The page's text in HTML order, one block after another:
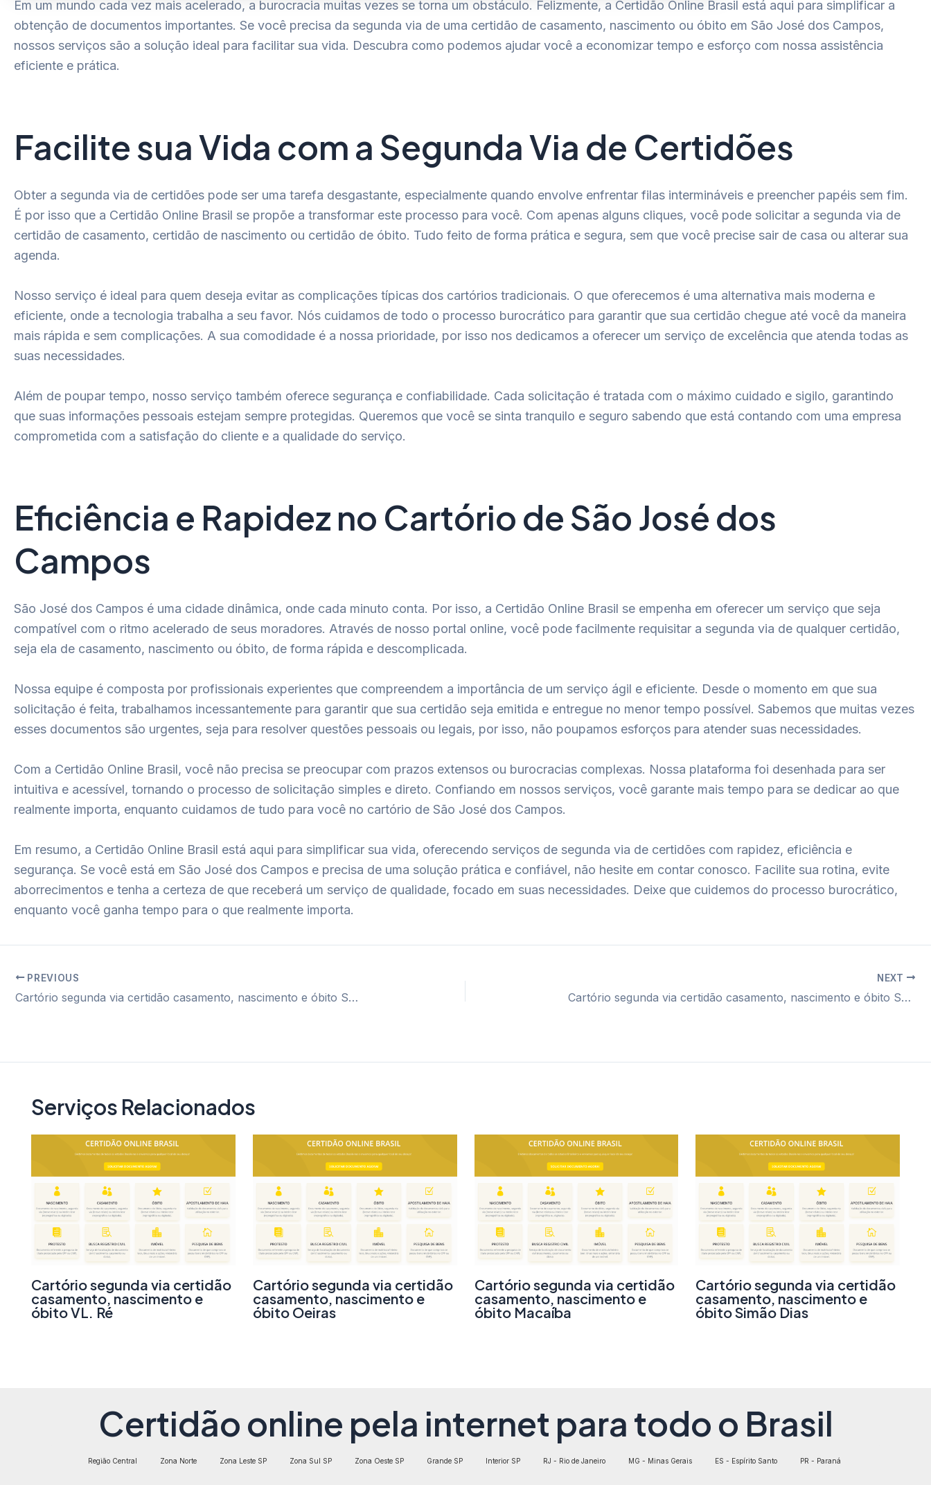
Em um mundo cada vez mais acelerado, a burocracia muitas vezes se torna um obstáculo. Felizmente, a Certidão Online Brasil está aqui para simplificar a
obtenção de documentos importantes. Se você precisa da segunda via de uma certidão de casamento, nascimento ou óbito em São José dos Campos,
nossos serviços são a solução ideal para facilitar sua vida. Descubra como podemos ajudar você a economizar tempo e esforço com nossa assistência
eficiente e prática.
Facilite sua Vida com a Segunda Via de Certidões
Obter a segunda via de certidões pode ser uma tarefa desgastante, especialmente quando envolve enfrentar filas intermináveis e preencher papéis sem fim.
É por isso que a Certidão Online Brasil se propõe a transformar este processo para você. Com apenas alguns cliques, você pode solicitar a segunda via de
certidão de casamento, certidão de nascimento ou certidão de óbito. Tudo feito de forma prática e segura, sem que você precise sair de casa ou alterar sua
agenda.
Nosso serviço é ideal para quem deseja evitar as complicações típicas dos cartórios tradicionais. O que oferecemos é uma alternativa mais moderna e
eficiente, onde a tecnologia trabalha a seu favor. Nós cuidamos de todo o processo burocrático para garantir que sua certidão chegue até você da maneira
mais rápida e sem complicações. A sua comodidade é a nossa prioridade, por isso nos dedicamos a oferecer um serviço de excelência que atenda todas as
suas necessidades.
Além de poupar tempo, nosso serviço também oferece segurança e confiabilidade. Cada solicitação é tratada com o máximo cuidado e sigilo, garantindo
que suas informações pessoais estejam sempre protegidas. Queremos que você se sinta tranquilo e seguro sabendo que está contando com uma empresa
comprometida com a satisfação do cliente e a qualidade do serviço.
Eficiência e Rapidez no Cartório de São José dos
Campos
São José dos Campos é uma cidade dinâmica, onde cada minuto conta. Por isso, a Certidão Online Brasil se empenha em oferecer um serviço que seja
compatível com o ritmo acelerado de seus moradores. Através de nosso portal online, você pode facilmente requisitar a segunda via de qualquer certidão,
seja ela de casamento, nascimento ou óbito, de forma rápida e descomplicada.
Nossa equipe é composta por profissionais experientes que compreendem a importância de um serviço ágil e eficiente. Desde o momento em que sua
solicitação é feita, trabalhamos incessantemente para garantir que sua certidão seja emitida e entregue no menor tempo possível. Sabemos que muitas vezes
esses documentos são urgentes, seja para resolver questões pessoais ou legais, por isso, não poupamos esforços para atender suas necessidades.
Com a Certidão Online Brasil, você não precisa se preocupar com prazos extensos ou burocracias complexas. Nossa plataforma foi desenhada para ser
intuitiva e acessível, tornando o processo de solicitação simples e direto. Confiando em nossos serviços, você garante mais tempo para se dedicar ao que
realmente importa, enquanto cuidamos de tudo para você no cartório de São José dos Campos.
Em resumo, a Certidão Online Brasil está aqui para simplificar sua vida, oferecendo serviços de segunda via de certidões com rapidez, eficiência e
segurança. Se você está em São José dos Campos e precisa de uma solução prática e confiável, não hesite em contar conosco. Facilite sua rotina, evite
aborrecimentos e tenha a certeza de que receberá um serviço de qualidade, focado em suas necessidades. Deixe que cuidemos do processo burocrático,
enquanto você ganha tempo para o que realmente importa.
Post
navigation
PREVIOUS
Cartório segunda via certidão casamento, nascimento e óbito São Paulo
NEXT
Cartório segunda via certidão casamento, nascimento e óbito São José Do Rio Preto
Serviços Relacionados
Cartório segunda via certidão
casamento, nascimento e
óbito VL. Ré
Cartório segunda via certidão
casamento, nascimento e
óbito Oeiras
Cartório segunda via certidão
casamento, nascimento e
óbito Macaíba
Cartório segunda via certidão
casamento, nascimento e
óbito Simão Dias
Certidão online pela internet para todo o Brasil
Região Central Zona Norte Zona Leste SP Zona Sul SP Zona Oeste SP Grande SP Interior SP RJ - Rio de Janeiro MG - Minas Gerais ES - Espírito Santo PR - Paraná